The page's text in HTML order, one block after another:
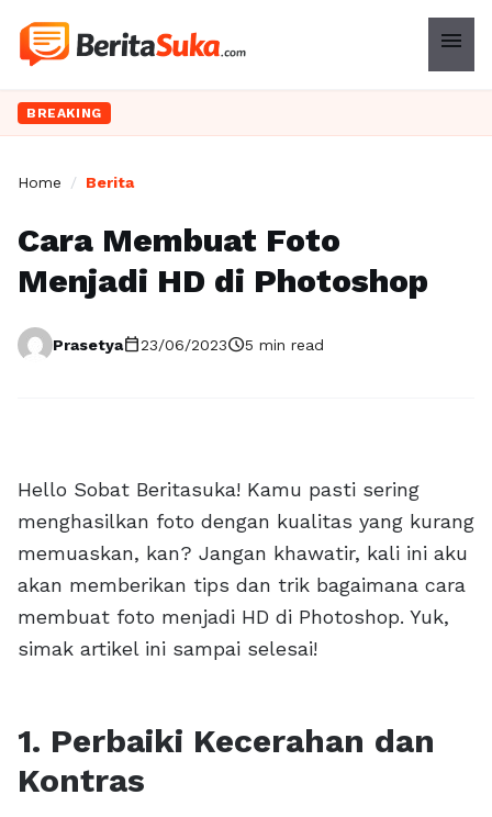
menu
BREAKING
Home / Berita
Cara Membuat Foto
Menjadi HD di Photoshop
Prasetyacalendar_today23/06/2023schedule5 min read
Hello Sobat Beritasuka! Kamu pasti sering
menghasilkan foto dengan kualitas yang kurang
memuaskan, kan? Jangan khawatir, kali ini aku
akan memberikan tips dan trik bagaimana cara
membuat foto menjadi HD di Photoshop. Yuk,
simak artikel ini sampai selesai!
1. Perbaiki Kecerahan dan
Kontras